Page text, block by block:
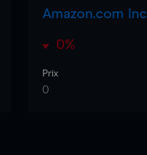
Amazon.com Inc
0%
Prix
0